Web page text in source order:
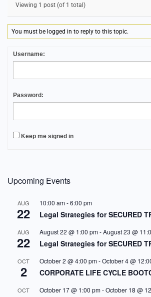
Viewing 1 post (of 1 total)
You must be logged in to reply to this topic.
Username:
Password:
Keep me signed in
Upcoming Events
AUG
22
10:00 am-6:00 pm
Legal Strategies for SECURED
AUG
22
August 22 @ 1:00 pm-August 23 @
Legal Strategies for SECURED
OCT
2
October 2 @ 4:00 pm-October 4 @
CORPORATE LIFE CYCLE
OCT October 17 @ 1:00 pm-October 18 @